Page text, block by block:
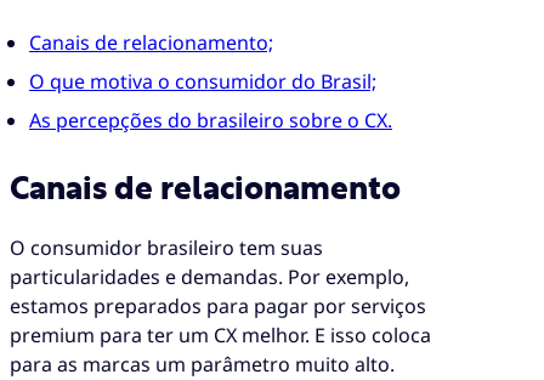
Canais de relacionamento;
O que motiva o consumidor do Brasil;
As percepções do brasileiro sobre o CX.
Canais de relacionamento
O consumidor brasileiro tem suas
particularidades e demandas. Por exemplo,
estamos preparados para pagar por serviços
premium para ter um CX melhor. E isso coloca
para as marcas um parâmetro muito alto.